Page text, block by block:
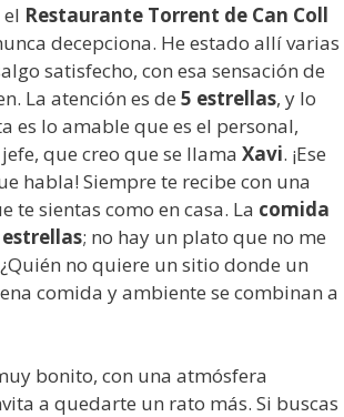
Restaurante Torrent de Can Coll
decepciona. He estado allí varias
satisfecho, con esa sensación de
La atención es de 5 estrellas, y lo
es lo amable que es el personal,
que creo que se llama Xavi. ¡Ese
habla! Siempre te recibe con una
te sientas como en casa. La comida
; no hay un plato que no me
no quiere un sitio donde un
comida y ambiente se combinan a
bonito, con una atmósfera
a quedarte un rato más. Si buscas